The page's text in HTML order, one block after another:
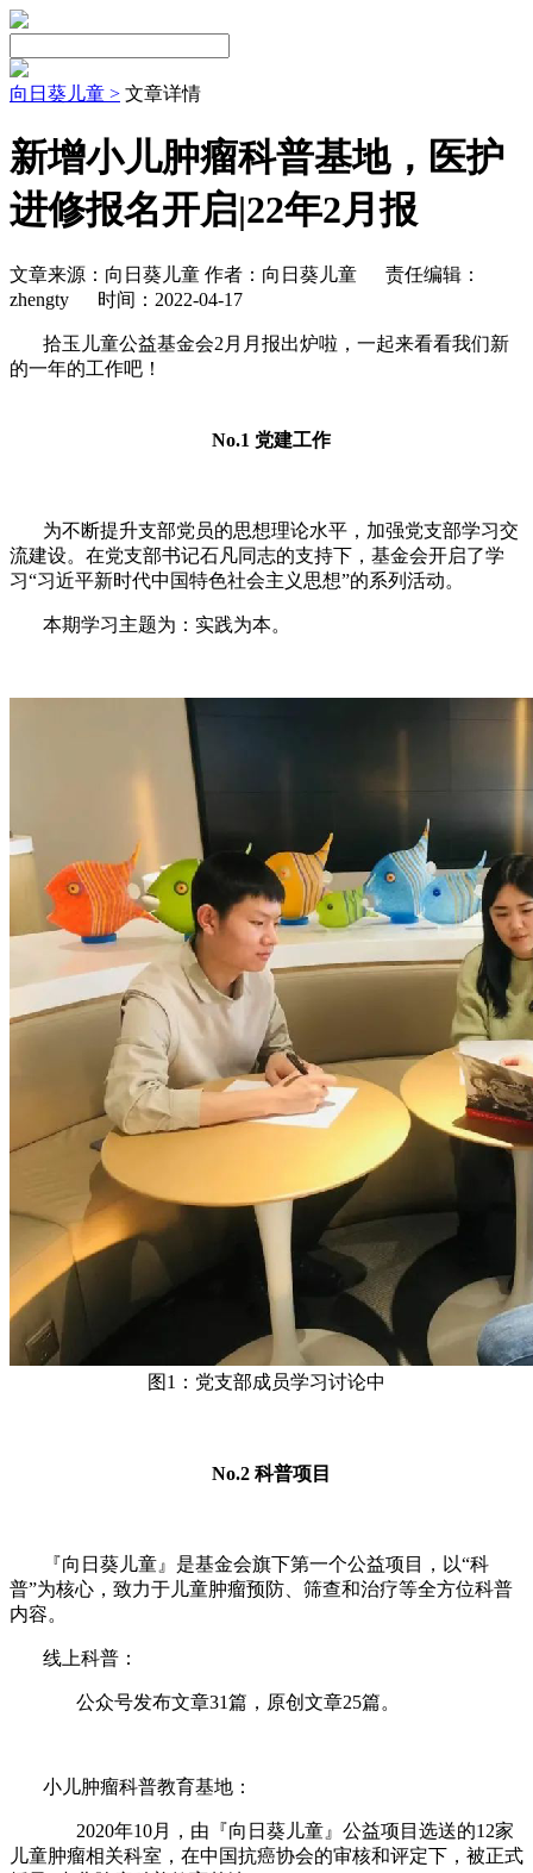
向日葵儿童 > 文章详情
新增小儿肿瘤科普基地，医护
进修报名开启|22年2月报
文章来源：向日葵儿童 作者：向日葵儿童
责任编辑：
zhengty
时间：2022-04-17
拾玉儿童公益基金会2月月报出炉啦，一起来看看我们新
的一年的工作吧！
No.1 党建工作
为不断提升支部党员的思想理论水平，加强党支部学习交
流建设。在党支部书记石凡同志的支持下，基金会开启了学
习“习近平新时代中国特色社会主义思想”的系列活动。
本期学习主题为：实践为本。
图1：党支部成员学习讨论中
No.2 科普项目
『向日葵儿童』是基金会旗下第一个公益项目，以“科
普”为核心，致力于儿童肿瘤预防、筛查和治疗等全方位科普
内容。
线上科普：
公众号发布文章31篇，原创文章25篇。
小儿肿瘤科普教育基地：
2020年10月，由『向日葵儿童』公益项目选送的12家
儿童肿瘤相关科室，在中国抗癌协会的审核和评定下，被正式